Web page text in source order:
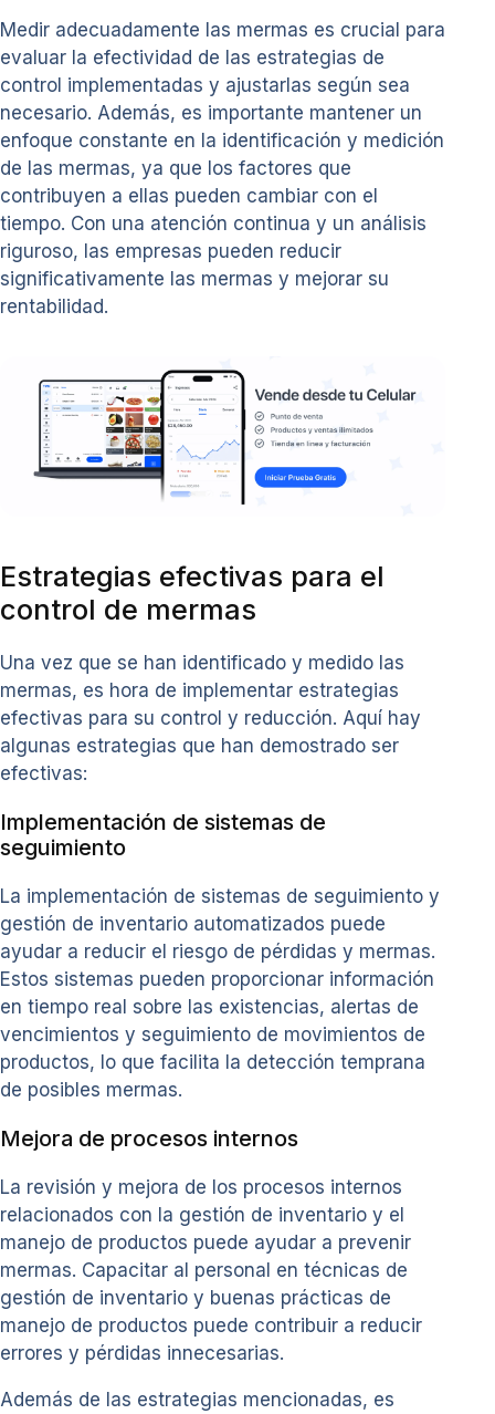
Medir adecuadamente las mermas es crucial para
evaluar la efectividad de las estrategias de
control implementadas y ajustarlas según sea
necesario. Además, es importante mantener un
enfoque constante en la identificación y medición
de las mermas, ya que los factores que
contribuyen a ellas pueden cambiar con el
tiempo. Con una atención continua y un análisis
riguroso, las empresas pueden reducir
significativamente las mermas y mejorar su
rentabilidad.
Estrategias efectivas para el
control de mermas
Una vez que se han identificado y medido las
mermas, es hora de implementar estrategias
efectivas para su control y reducción. Aquí hay
algunas estrategias que han demostrado ser
efectivas:
Implementación de sistemas de
seguimiento
La implementación de sistemas de seguimiento y
gestión de inventario automatizados puede
ayudar a reducir el riesgo de pérdidas y mermas.
Estos sistemas pueden proporcionar información
en tiempo real sobre las existencias, alertas de
vencimientos y seguimiento de movimientos de
productos, lo que facilita la detección temprana
de posibles mermas.
Mejora de procesos internos
La revisión y mejora de los procesos internos
relacionados con la gestión de inventario y el
manejo de productos puede ayudar a prevenir
mermas. Capacitar al personal en técnicas de
gestión de inventario y buenas prácticas de
manejo de productos puede contribuir a reducir
errores y pérdidas innecesarias.
Además de las estrategias mencionadas, es